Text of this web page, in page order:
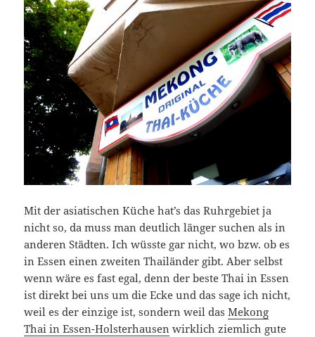
Mit der asiatischen Küche hat’s das Ruhrgebiet ja
nicht so, da muss man deutlich länger suchen als in
anderen Städten. Ich wüsste gar nicht, wo bzw. ob es
in Essen einen zweiten Thailänder gibt. Aber selbst
wenn wäre es fast egal, denn der beste Thai in Essen
ist direkt bei uns um die Ecke und das sage ich nicht,
weil es der einzige ist, sondern weil dasMekong
Thai in Essen-Holsterhausen wirklich ziemlich gute